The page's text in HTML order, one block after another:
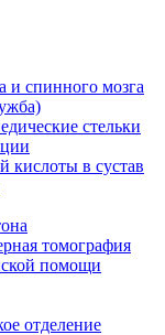
и спинного мозга
стельки
кислоты в сустав
томография
помощи
отделение